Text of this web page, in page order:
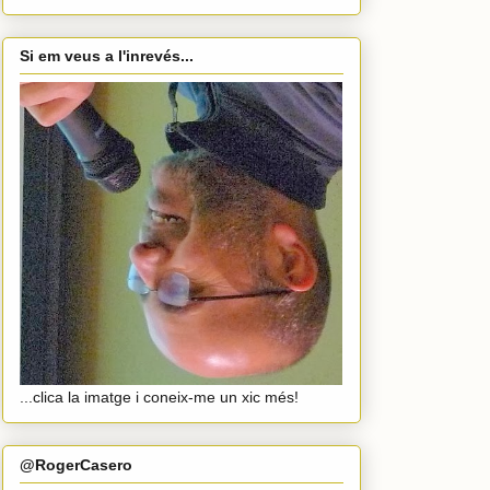
Si em veus a l'inrevés...
...clica la imatge i coneix-me un xic més!
@RogerCasero